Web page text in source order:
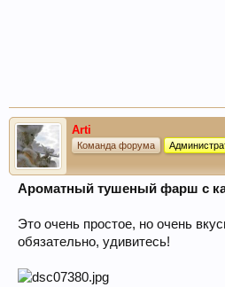
Arti
Команда форума
Ароматный тушеный фарш с
Это очень простое, но очень
обязательно, удивитесь!